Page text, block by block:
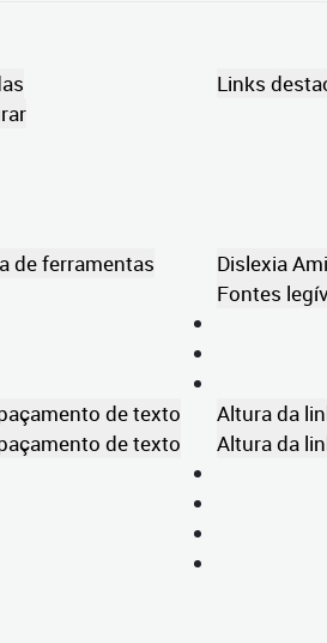
Links
de ferramentas Dislexia
Fontes
de texto
de texto
Altura da
Altura da